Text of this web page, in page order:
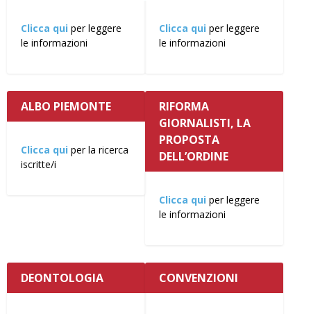
Clicca qui per leggere
le informazioni
Clicca qui per leggere
le informazioni
ALBO PIEMONTE
Clicca qui per la ricerca
iscritte/i
RIFORMA
GIORNALISTI, LA
PROPOSTA
DELL’ORDINE
Clicca qui per leggere
le informazioni
DEONTOLOGIA CONVENZIONI